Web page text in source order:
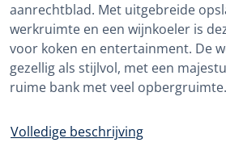
aanrechtblad. Met uitgebreide
werkruimte en een wijnkoeler is
voor koken en entertainment. De
gezellig als stijlvol, met een
ruime bank met veel opbergruimte.
Volledige beschrijving